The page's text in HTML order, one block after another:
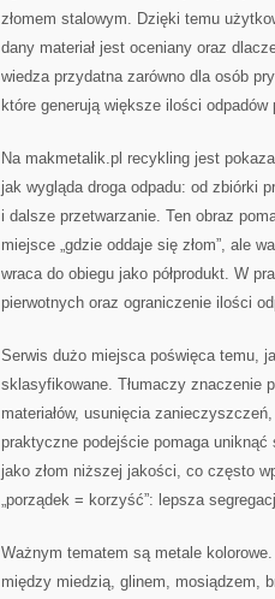
złomem stalowym. Dzięki temu
dany materiał jest oceniany oraz
wiedza przydatna zarówno dla osób
które generują większe ilości odpadów
Na makmetalik.pl recykling jest
jak wygląda droga odpadu: od zbiórki
i dalsze przetwarzanie. Ten obraz
miejsce „gdzie oddaje się złom”, ale
wraca do obiegu jako półprodukt. W
pierwotnych oraz ograniczenie ilości
Serwis dużo miejsca poświęca temu,
sklasyfikowane. Tłumaczy znaczenie
materiałów, usunięcia
praktyczne podejście pomaga
jako złom niższej jakości, co często
„porządek = korzyść”: lepsza
Ważnym tematem są metale
między miedzią, glinem, mosiądzem,